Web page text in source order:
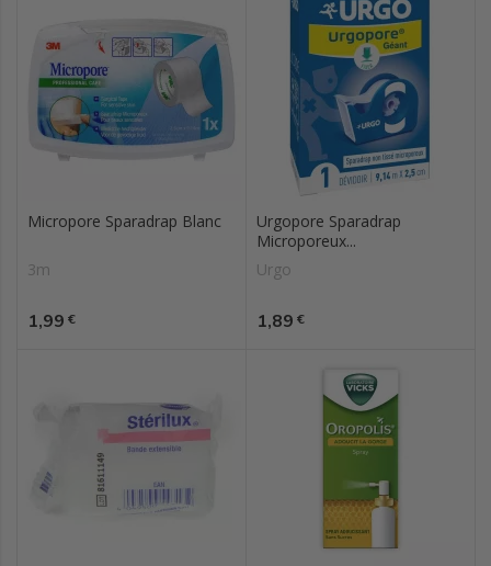
Micropore Sparadrap Blanc
3m
Prix
1,99 €
Urgopore Sparadrap
Microporeux...
Urgo
Prix
1,89 €